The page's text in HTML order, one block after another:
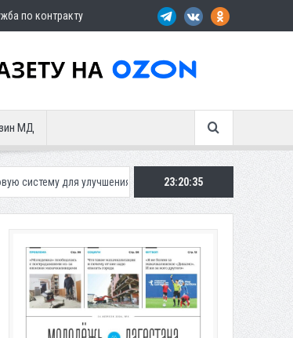
по контракту
МД
улучшения ситуации с парковками Махачкалинское
23:20:37